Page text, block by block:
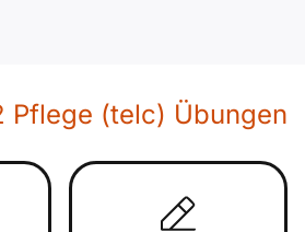
Pflege (telc) Übungen